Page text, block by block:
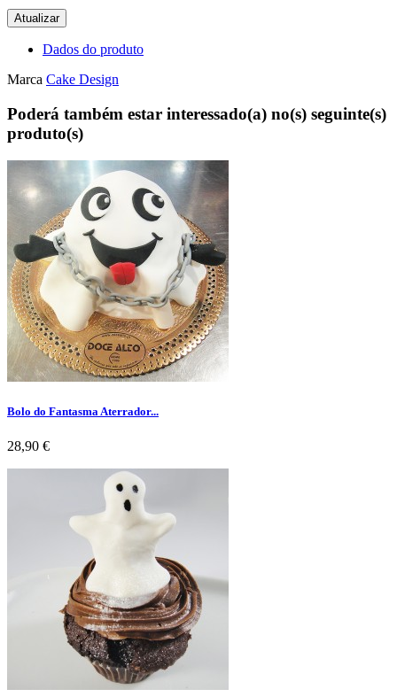
Dados do produto
Marca Cake Design
Poderá também estar interessado(a) no(s) seguinte(s)
produto(s)
Bolo do Fantasma Aterrador...
Preço
28,90 €